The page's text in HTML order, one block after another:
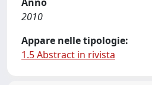
2010
Appare nelle tipologie:
1.5 Abstract in rivista